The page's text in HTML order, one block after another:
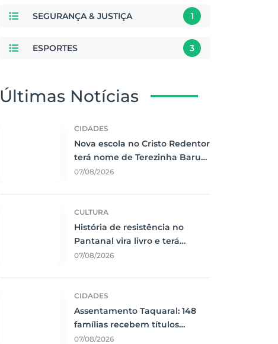
SEGURANÇA & JUSTIÇA 1
ESPORTES 3
Últimas Notícias
CIDADES
Nova escola no Cristo Redentor
terá nome de Terezinha Baruki
e investimento de R$ 8,3
07/08/2026
CULTURA
História de resistência no
Pantanal vira livro e terá
lançamento em Corumbá
07/08/2026
CIDADES
Assentamento Taquaral: 148
famílias recebem títulos
definitivos em Corumbá
07/08/2026